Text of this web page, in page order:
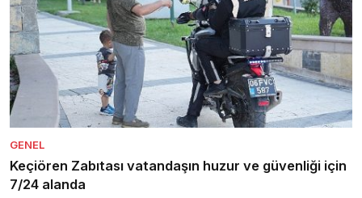
GENEL
Keçiören Zabıtası vatandaşın huzur ve güvenliği için
7/24 alanda